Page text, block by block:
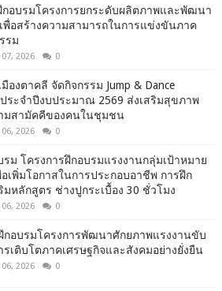
กอบรมโครงการยกระดับผลิตภาพและพัฒนา
พื่อสร้างความสามารถในการแข่งขันภาค
รม
2026 0
มืองตาคลี จัดกิจกรรม Jump & Dance
ประจำปีงบประมาณ 2569 ส่งเสริมสุขภาพ
มสามัคคีของคนในชุมชน
2026 0
รม โครงการฝึกอบรมแรงงานกลุ่มเป้าหมาย
อเพิ่มโอกาสในการประกอบอาชีพ การฝึก
มหลักสูตร ช่างปูกระเบื้อง 30 ชั่วโมง
2026 0
กอบรมโครงการพัฒนาศักยภาพแรงงานขับ
รเติบโตภาคเศรษฐกิจและสังคมอย่างยั่งยืน
2026 0